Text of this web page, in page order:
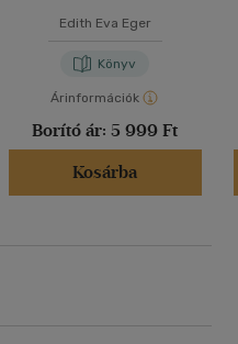
Edith Eva Eger
Könyv
Árinformációk
Borító ár: 5 999 Ft
Kosárba